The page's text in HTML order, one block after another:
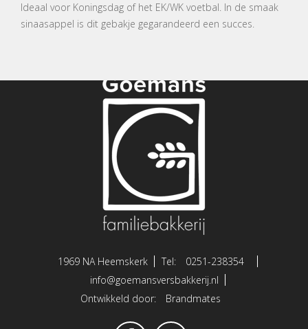
Ideaal voor Koningsdag of het EK/WK voetbal. In de smaak
sinaasappel is dit gebakje gegarandeerd een succes.
1969 NA Heemskerk Tel:
0251-238354
info@goemansversbakkerij.nl
Ontwikkeld door:
Brandmates